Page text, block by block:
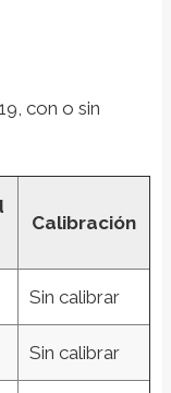
con o sin
Calibración
Sin calibrar
Sin calibrar